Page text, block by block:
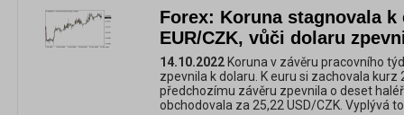
Forex: Koruna stagnovala k
EUR/CZK, vůči dolaru
14.10.2022 Koruna v závěru pracovního
zpevnila k dolaru. K euru si zachovala kurz
předchozímu závěru zpevnila o deset
obchodovala za 25,22 USD/CZK. Vyplývá